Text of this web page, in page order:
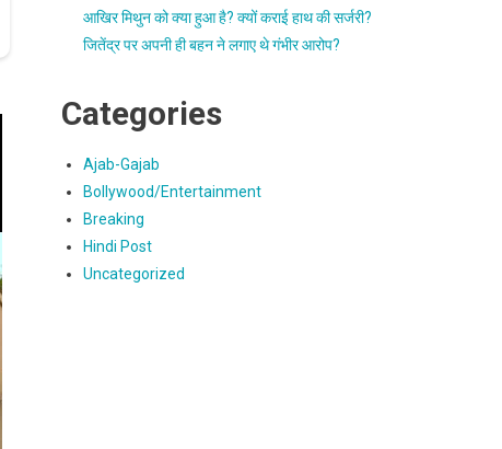
आखिर मिथुन को क्या हुआ है? क्यों कराई हाथ की सर्जरी?
जितेंद्र पर अपनी ही बहन ने लगाए थे गंभीर आरोप?
Categories
Ajab-Gajab
Bollywood/Entertainment
Breaking
Hindi Post
Uncategorized